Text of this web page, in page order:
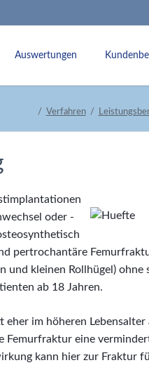
(LAG) und Lenkungsgremium
Auswertungen
Dokumentationsquoten
G-BA
Verfahren
oder -
pertrochantäre
und kleinen Rollhügel) ohne
ab 18 Jahren.
im höheren Lebensalter
eine
kann hier zur Fraktur